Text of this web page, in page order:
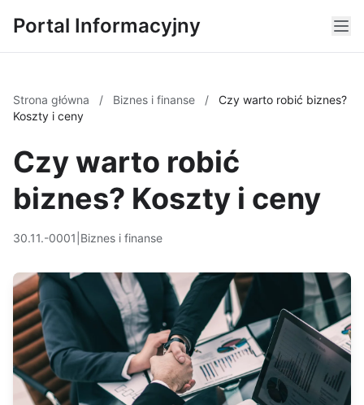
Portal Informacyjny
Strona główna / Biznes i finanse /
Czy warto robić biznes?
Koszty i ceny
Czy warto robić
biznes? Koszty i ceny
30.11.-0001 Biznes i finanse